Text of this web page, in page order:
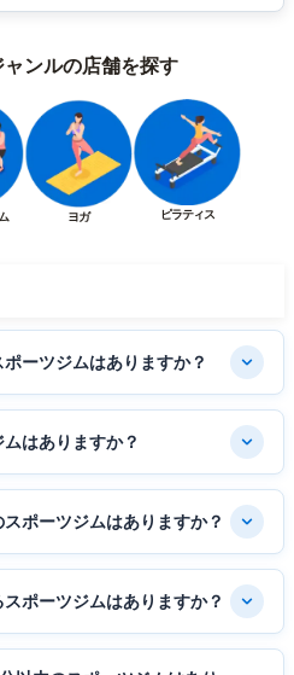
ンルの店舗を探す
ヨガ ピラティス
ーツジムはありますか？
はありますか？
ポーツジムはありますか？
ポーツジムはありますか？